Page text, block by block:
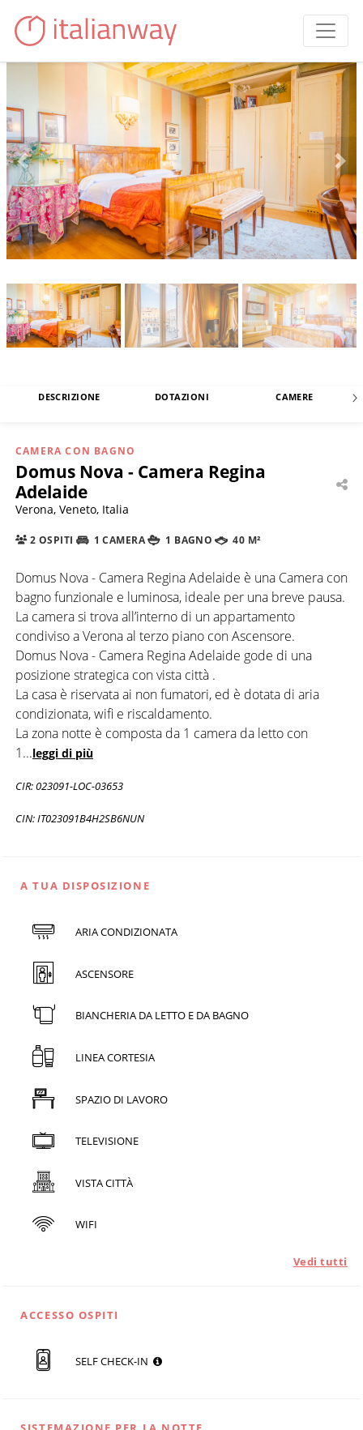
DESCRIZIONE DOTAZIONI CAMERE
CAMERA CON BAGNO
Domus Nova - Camera Regina
Adelaide
Verona, Veneto, Italia
2 OSPITI 1 CAMERA 1 BAGNO 40 M²
Domus Nova - Camera Regina Adelaide è una Camera con
bagno funzionale e luminosa, ideale per una breve pausa.
La camera si trova all’interno di un appartamento
condiviso a Verona al terzo piano con Ascensore.
Domus Nova - Camera Regina Adelaide gode di una
posizione strategica con vista città .
La casa è riservata ai non fumatori, ed è dotata di aria
condizionata, wifi e riscaldamento.
La zona notte è composta da 1 camera da letto con
1...leggi di più
CIR: 023091-LOC-03653
CIN: IT023091B4H2SB6NUN
A TUA DISPOSIZIONE
ARIA CONDIZIONATA
ASCENSORE
BIANCHERIA DA LETTO E DA BAGNO
LINEA CORTESIA
SPAZIO DI LAVORO
TELEVISIONE
VISTA CITTÀ
WIFI
Vedi tutti
ACCESSO OSPITI
SELF CHECK-IN